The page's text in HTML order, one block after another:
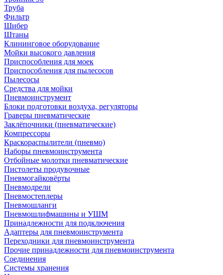
Труба
Фильтр
Шибер
Штаны
Клининговое оборудование
Мойки высокого давления
Приспособления для моек
Приспособления для пылесосов
Пылесосы
Средства для мойки
Пневмоинструмент
Блоки подготовки воздуха, регуляторы
Граверы пневматические
Заклёпочники (пневматические)
Компрессоры
Краскораспылители (пневмо)
Наборы пневмоинструмента
Отбойные молотки пневматические
Пистолеты продувочные
Пневмогайковёрты
Пневмодрели
Пневмостеплеры
Пневмошланги
Пневмошлифмашины и УШМ
Принадлежности для подключения
Адаптеры для пневмоинструмента
Переходники для пневмоинструмента
Прочие принадлежности для пневмоинструмента
Соединения
Системы хранения